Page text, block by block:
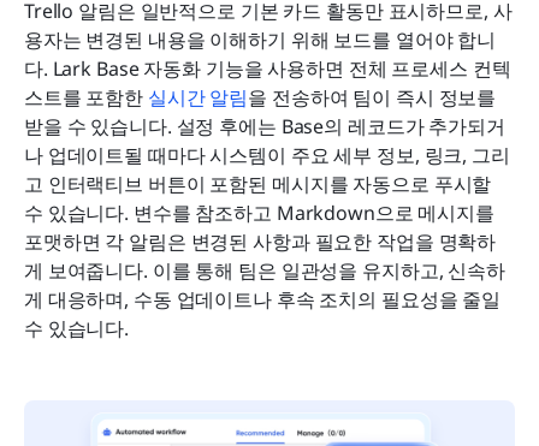
Trello 알림은 일반적으로 기본 카드 활동만 표시하므로, 사
용자는 변경된 내용을 이해하기 위해 보드를 열어야 합니
다. Lark Base 자동화 기능을 사용하면 전체 프로세스 컨텍
스트를 포함한 실시간 알림을 전송하여 팀이 즉시 정보를
받을 수 있습니다. 설정 후에는 Base의 레코드가 추가되거
나 업데이트될 때마다 시스템이 주요 세부 정보, 링크, 그리
고 인터랙티브 버튼이 포함된 메시지를 자동으로 푸시할
수 있습니다. 변수를 참조하고 Markdown으로 메시지를
포맷하면 각 알림은 변경된 사항과 필요한 작업을 명확하
게 보여줍니다. 이를 통해 팀은 일관성을 유지하고, 신속하
게 대응하며, 수동 업데이트나 후속 조치의 필요성을 줄일
수 있습니다.